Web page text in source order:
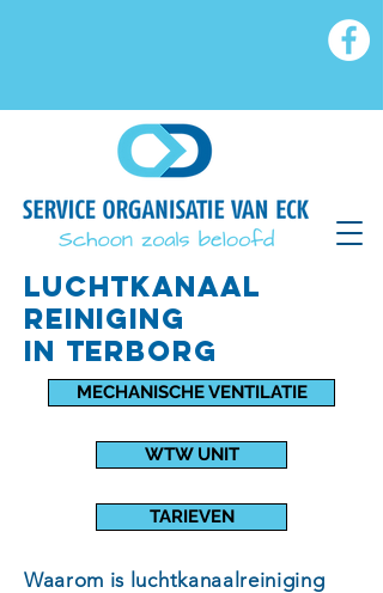
luchtkanaal
reiniging
IN Terborg
MECHANISCHE VENTILATIE
WTW UNIT
TARIEVEN
Waarom is luchtkanaalreiniging